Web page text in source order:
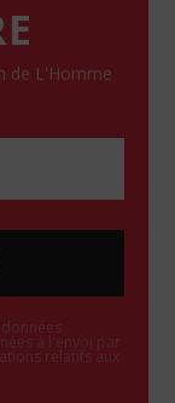
de L'Homme
à l'envoi par
relatifs aux